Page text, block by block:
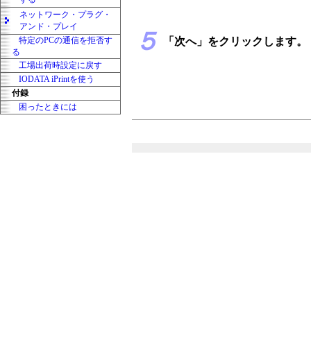
ネットワーク・プラグ・
アンド・プレイ
特定のPCの通信を拒否す
る
工場出荷時設定に戻す
IODATA iPrintを使う
付録
困ったときには
５ 「次へ」をクリックします。